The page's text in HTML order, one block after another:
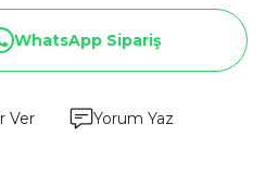
WhatsApp Sipariş
Ver Yorum Yaz